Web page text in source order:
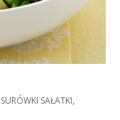
SURÓWKI SAŁATKI,